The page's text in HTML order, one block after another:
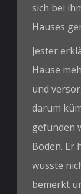
sich bei
Hauses
Jester
Hause
und
darum
gefunden
Boden. Er
wusste
bemerkt